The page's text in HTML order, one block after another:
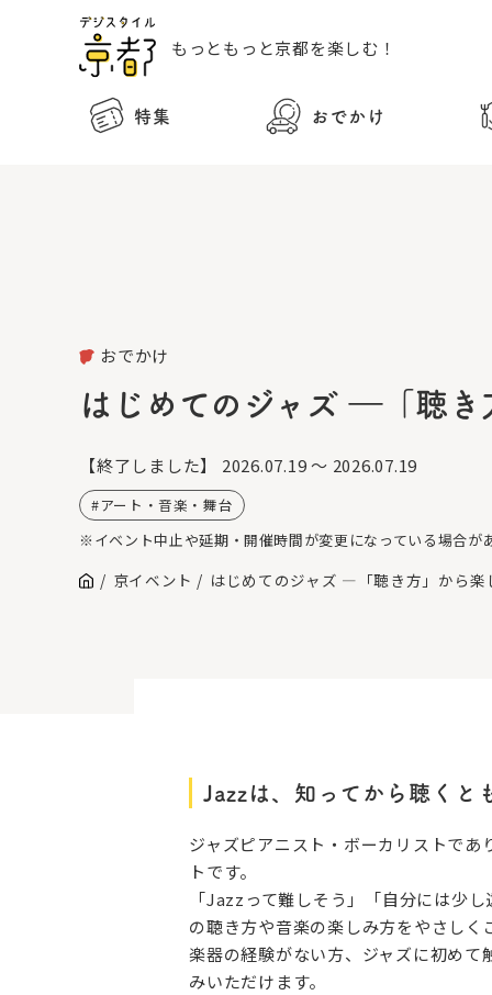
もっともっと京都を楽しむ！
特集 おでかけ
おでかけ
はじめてのジャズ ―「聴
【終了しました】 2026.07.19 ～ 2026.07.19
アート・音楽・舞台
※イベント中止や延期・開催時間が変更になっている場合
京イベント はじめてのジャズ ―「聴き方」から
Jazzは、知ってから聴くと
ジャズピアニスト・ボーカリストで
トです。
「Jazzって難しそう」「自分には少
の聴き方や音楽の楽しみ方をやさしく
楽器の経験がない方、ジャズに初め
みいただけます。